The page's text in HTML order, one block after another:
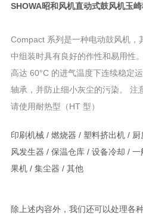
SHOWA昭和风机直动式鼓风机玉
Compact 系列是一种电动鼓风机，
中组装时具有良好的作性和易用性
高达 60°C 的进气温度下连续稳定
轴承，并防止细小灰尘的污染。 注
请使用耐热型（HT 型）
印刷机械 / 燃烧器 / 塑料挤出机 /
风发生器 / 保温仓库 / 设备冷却 /
果机 / 集尘器 / 其他
除上述内容外，我们还可以处理各